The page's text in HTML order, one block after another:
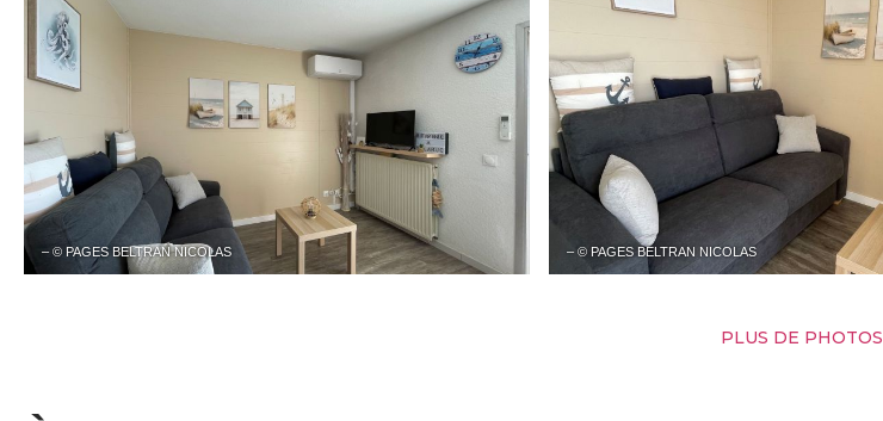
– © PAGES BELTRAN NICOLAS – © PAGES BELTRAN NICOLAS
PLUS DE PHOTOS